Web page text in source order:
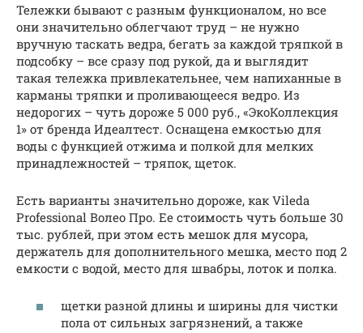
Тележки бывают с разным функционалом, но все
они значительно облегчают труд – не нужно
вручную таскать ведра, бегать за каждой тряпкой в
подсобку – все сразу под рукой, да и выглядит
такая тележка привлекательнее, чем напиханные в
карманы тряпки и проливающееся ведро. Из
недорогих – чуть дороже 5 000 руб., «ЭкоКоллекция
1» от бренда Идеалтест. Оснащена емкостью для
воды с функцией отжима и полкой для мелких
принадлежностей – тряпок, щеток.
Есть варианты значительно дороже, как Vileda
Professional Волео Про. Ее стоимость чуть больше 30
тыс. рублей, при этом есть мешок для мусора,
держатель для дополнительного мешка, место под 2
емкости с водой, место для швабры, лоток и полка.
щетки разной длины и ширины для чистки
пола от сильных загрязнений, а также